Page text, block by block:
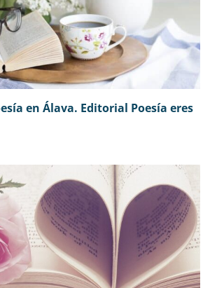
en Álava. Editorial Poesía eres